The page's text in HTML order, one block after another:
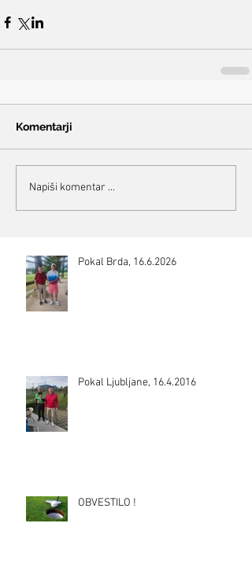
Komentarji
Napiši komentar ...
Pokal Brda, 16.6.2026
Pokal Ljubljane, 16.4.2016
OBVESTILO !